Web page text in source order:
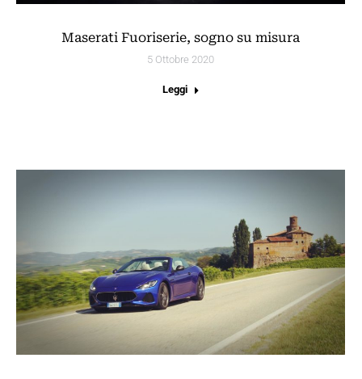
Maserati Fuoriserie, sogno su misura
5 Ottobre 2020
Leggi